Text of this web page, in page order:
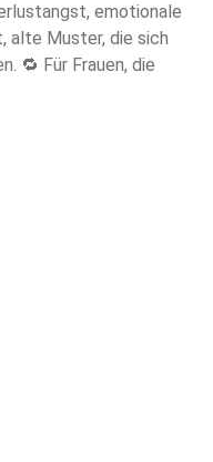
emotionale
alte Muster, die sich
🔁 Für Frauen, die